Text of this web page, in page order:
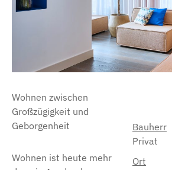
Wohnen zwischen
Großzügigkeit und
Geborgenheit
Wohnen ist heute mehr
Bauherr
Privat
Ort